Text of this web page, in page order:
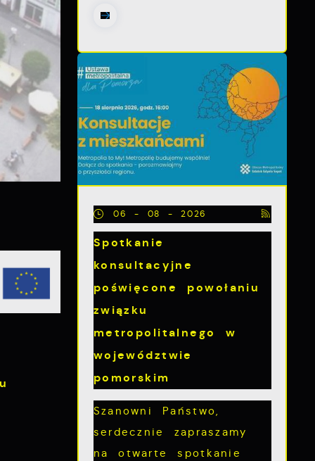
06 - 08 - 2026
Spotkanie
konsultacyjne
poświęcone powołaniu
związku
metropolitalnego w
województwie
pomorskim
Szanowni Państwo,
serdecznie zapraszamy
na otwarte spotkanie